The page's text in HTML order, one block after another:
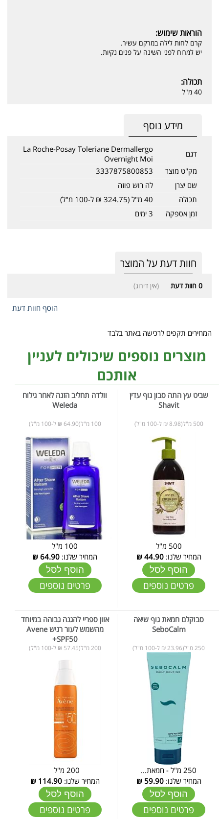
הוראות שימוש:
קרם לחות לילה במרקם עשיר.
יש למרוח לפני השינה על פנים נקיות.
תכולה:
40 מ"ל
מידע נוסף
דגם
La Roche-Posay Toleriane Dermallergo
Overnight Moi
מק"ט מוצר
3337875800853
שם יצרן
לה רוש פוזה
תכולה
40 מ"ל (324.75 ₪ ל-100 מ"ל)
זמן אספקה
3 ימים
חוות דעת על המוצר
0 חוות דעת (אין דירוג)
הוסף חוות דעת
המחירים תקפים לרכישה באתר בלבד
מוצרים נוספים שיכולים לעניין
אותכם
שביט עץ התה סבון גוף עדין
Shavit
500 מ"ל(8.98 ₪ ל-100 מ"ל)
500 מ"ל
המחיר שלנו:44.90
₪
הוסף לסל
פרטים נוספים
וולדה תחליב הזנה לאחר גילוח
Weleda
100 מ"ל(64.90 ₪ ל-100 מ"ל)
100 מ"ל
המחיר שלנו: 64.90
₪
הוסף לסל
פרטים נוספים
סבוקלם חמאת גוף שיאה
SeboCalm
250 מ"ל(23.96 ₪ ל-100 מ"ל)
250 מ"ל - חמאת...
המחיר שלנו:59.90
₪
הוסף לסל
פרטים נוספים
אוון ספריי להגנה גבוהה במיוחד
מהשמש לעור רגיש Avene
+SPF50
200 מ"ל(57.45 ₪ ל-100 מ"ל)
200 מ"ל
המחיר שלנו:114.90
₪
הוסף לסל
פרטים נוספים